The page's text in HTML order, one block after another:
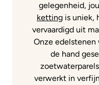
gelegenheid,
ketting is uniek,
vervaardigd uit
Onze
de hand
verwerkt in